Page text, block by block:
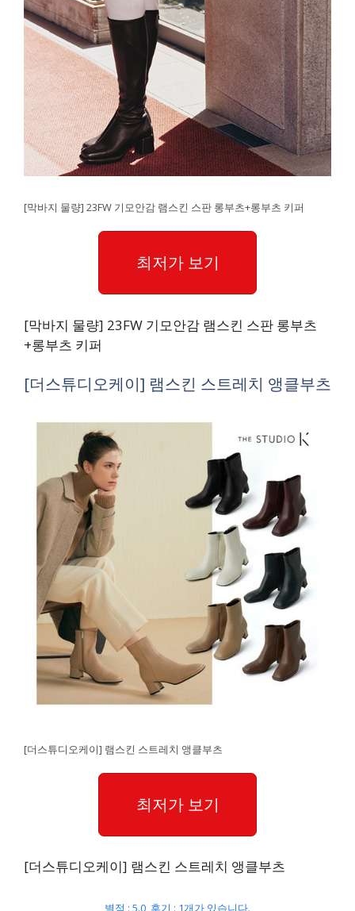
[막바지 물량] 23FW 기모안감 램스킨 스판 롱부츠+롱부츠 키퍼
최저가 보기
[막바지 물량] 23FW 기모안감 램스킨 스판 롱부츠
+롱부츠 키퍼
[더스튜디오케이] 램스킨 스트레치 앵클부츠
[더스튜디오케이] 램스킨 스트레치 앵클부츠
최저가 보기
[더스튜디오케이] 램스킨 스트레치 앵클부츠
별점 : 5.0, 후기 : 1개가 있습니다.